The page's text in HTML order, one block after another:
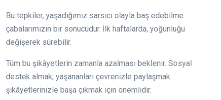
Bu tepkiler, yaşadığımız sarsıcı olayla baş edebilme
çabalarımızın bir sonucudur. İlk haftalarda, yoğunluğu
değişerek sürebilir.
Tüm bu şikâyetlerin zamanla azalması beklenir. Sosyal
destek almak, yaşananları çevrenizle paylaşmak
şikâyetlerinizle başa çıkmak için önemlidir.